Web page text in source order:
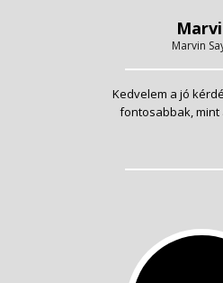
Marvin
Kedvelem a jó
fontosabbak, mint